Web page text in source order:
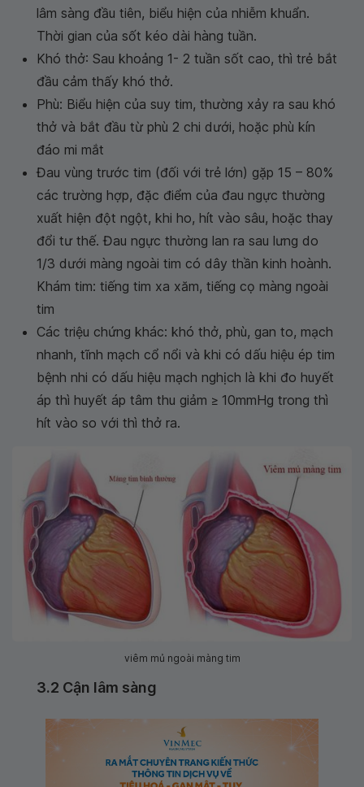
lâm sàng đầu tiên, biểu hiện của nhiễm khuẩn.
Thời gian của sốt kéo dài hàng tuần.
Khó thở: Sau khoảng 1- 2 tuần sốt cao, thì trẻ bắt
đầu cảm thấy khó thở.
Phù: Biểu hiện của suy tim, thường xảy ra sau khó
thở và bắt đầu từ phù 2 chi dưới, hoặc phù kín
đáo mi mắt
Đau vùng trước tim (đối với trẻ lớn) gặp 15 – 80%
các trường hợp, đặc điểm của đau ngực thường
xuất hiện đột ngột, khi ho, hít vào sâu, hoặc thay
đổi tư thế. Đau ngực thường lan ra sau lưng do
1/3 dưới màng ngoài tim có dây thần kinh hoành.
Khám tim: tiếng tim xa xăm, tiếng cọ màng ngoài
tim
Các triệu chứng khác: khó thở, phù, gan to, mạch
nhanh, tĩnh mạch cổ nổi và khi có dấu hiệu ép tim
bệnh nhi có dấu hiệu mạch nghịch là khi đo huyết
áp thì huyết áp tâm thu giảm ≥ 10mmHg trong thì
hít vào so với thì thở ra.
viêm mủ ngoài màng tim
3.2 Cận lâm sàng